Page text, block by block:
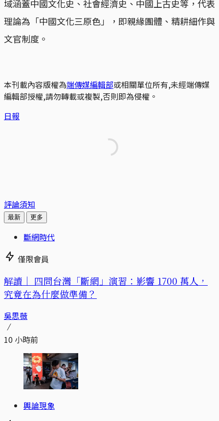
域涵蓋中國文化史、社會經濟史、中國上古史等，代表
理論為「中國文化三原色」，即親緣團體、精耕細作與
文官制度。
本刊載內容版權為端傳媒編輯部或相關單位所有,未經端傳媒
編輯部授權,請勿轉載或複製,否則即為侵權。
日報
評論須知
最新 更多
斷網時代
僅限會員
解讀｜ 四問台灣「斷網」演習：影響 1700 萬人，
究竟在為什麼做準備？
吳思薇
10 小時前
輿論現象